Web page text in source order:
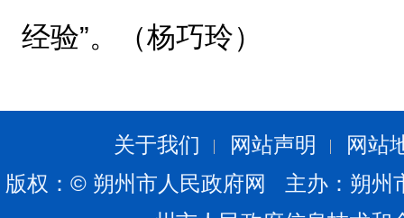
经验”。（杨巧玲）
关于我们 网站声明
网站
版权：© 朔州市人民政府网 主办：朔